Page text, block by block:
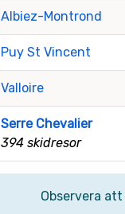
Albiez-Montrond
Puy St Vincent
Valloire
Serre Chevalier
394 skidresor
Observera